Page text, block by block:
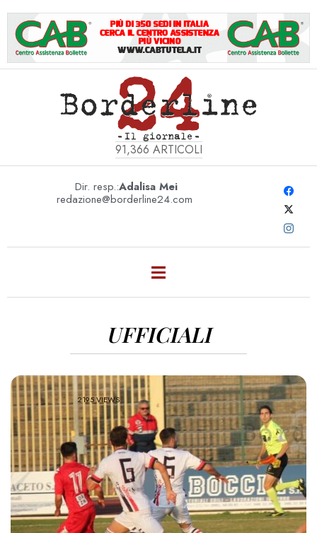
91,366 ARTICOLI
Dir. resp.:Adalisa Mei
redazione@borderline24.com
UFFICIALI
2195 VIEWS